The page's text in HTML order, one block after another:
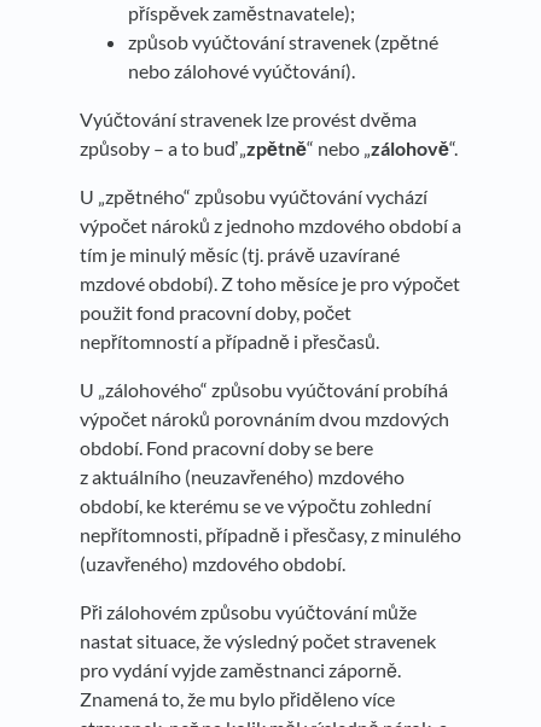
příspěvek zaměstnavatele);
způsob vyúčtování stravenek (zpětné
nebo zálohové vyúčtování).
Vyúčtování stravenek lze provést dvěma
způsoby – a to buď „zpětně“ nebo „zálohově“.
U „zpětného“ způsobu vyúčtování vychází
výpočet nároků z jednoho mzdového období a
tím je minulý měsíc (tj. právě uzavírané
mzdové období). Z toho měsíce je pro výpočet
použit fond pracovní doby, počet
nepřítomností a případně i přesčasů.
U „zálohového“ způsobu vyúčtování probíhá
výpočet nároků porovnáním dvou mzdových
období. Fond pracovní doby se bere
z aktuálního (neuzavřeného) mzdového
období, ke kterému se ve výpočtu zohlední
nepřítomnosti, případně i přesčasy, z minulého
(uzavřeného) mzdového období.
Při zálohovém způsobu vyúčtování může
nastat situace, že výsledný počet stravenek
pro vydání vyjde zaměstnanci záporně.
Znamená to, že mu bylo přiděleno více